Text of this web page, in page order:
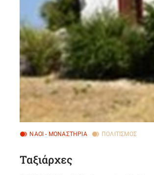
ΝΑΟΊ - ΜΟΝΑΣΤΉΡΙΑ ΠΟΛΙΤΙΣΜΌΣ
Ταξιάρχες